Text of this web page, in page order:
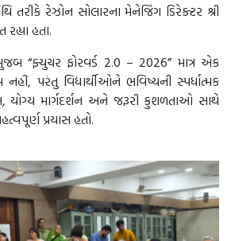
તરીકે રેઝોન સોલારના મેનેજિંગ ડિરેક્ટર શ્રી
હતા.
“ફ્યુચર ફોરવર્ડ 2.0 – 2026” માત્ર એક
નહીં, પરંતુ વિદ્યાર્થીઓને ભવિષ્યની સ્પર્ધાત્મક
યોગ્ય માર્ગદર્શન અને જરૂરી કુશળતાઓ સાથે
પ્રયાસ હતો.